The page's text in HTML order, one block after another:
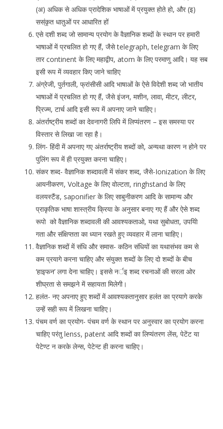
(अ) अधिक से अधिक प्रादेशिक भाषाओं में प्रयुक्त होते हो, और (इ)
सस्ंकृत धातुओं पर आधारित हों
एसे दशी शब्द जो सामान्य प्रयोग के वैज्ञानिक शब्दों के स्थान पर हमारी
भाषाओं में प्रचलित हो गए हैं, जैसे telegraph, telegram के लिए
तार continent के लिए महाद्वीप, atom के लिए परमाणु आदि। यह सब
इसी रूप में व्यवहार किए जाने चाहिए
अंग्रेजी, पुर्तगाली, फ्रांसीसी आदि भाषाओं के ऐसे विदेशी शब्द जो भातीय
भाषाओं में प्रचलित हो गए हैं, जैसे इंजन, मशीन, लावा, मीटर, लीटर,
प्रिज्म, टार्च आदि इसी रूप में अपनाए जाने चाहिए।
अंतर्राष्ट्रीय शब्दों का देवनागरी लिपि में लिप्यंतरण – इस समस्या पर
विस्तार से लिखा जा रहा है।
लिंग- हिंदी में अपनाए गए अंतर्राष्ट्रीय शब्दों को, अन्यथा कारण न होने पर
पुलिंग रूप में ही प्रयुक्त करना चाहिए।
संकर शब्द- वैज्ञानिक शब्दावली में संकर शब्द, जैसे-Ionization के लिए
आयनीकरण, Voltage के लिए वोल्टता, ringhstand के लिए
वलयस्टैंड, saponifier के लिए साबुनीकरण आदि के सामान्य और
प्राकृतिक भाषा शास्त्रीय क्रिया के अनुसार बनाए गए हैं और ऐसे शब्द
रूपो को वैज्ञानिक शब्दावली की आवश्यकताओ, यथा सुबोधता, उपयाेि
गता और संक्षिप्तता का ध्यान रखते हुए व्यवहार में लाना चाहिए।
वैज्ञानिक शब्दों में संधि और समास- कठिन संधियों का यथासंभव कम से
कम प्रयागे करना चाहिए और संयुक्त शब्दों के लिए दो शब्दों के बीच
‘हाइफन’ लगा देना चाहिए। इससे नर्इ शब्द रचनाओं की सरला ओर
शीघ्रता से समझने में सहायता मिलेगी।
हलंत- नए अपनाए हुए शब्दों में आवश्यकतानुसार हलंत का प्रयागे करके
उन्हें सही रूप में लिखना चाहिए।
पंचम वर्ण का प्रयोग- पंचम वर्ण के स्थान पर अनुस्वार का प्रयोग करना
चाहिए परंतु lenss, patent आदि शब्दों का लिप्यंतरण लेंस, पेटेंट या
पेटेण्ट न करके लेन्स, पेटेन्ट ही करना चाहिए।